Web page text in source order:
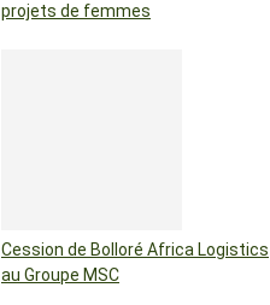
projets de femmes
Cession de Bolloré Africa Logistics
au Groupe MSC